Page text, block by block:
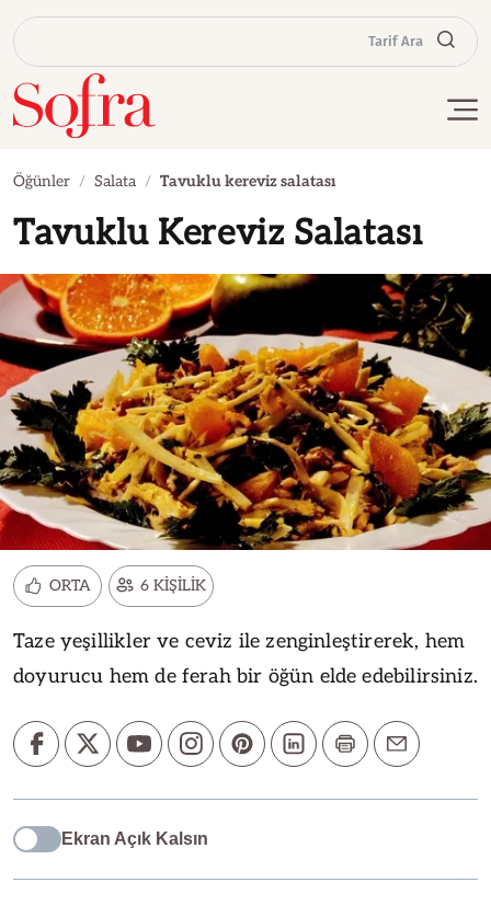
Tarif Ara
Öğünler Salata Tavuklu kereviz salatası
Tavuklu Kereviz Salatası
ORTA 6 KİŞİLİK
Taze yeşillikler ve ceviz ile zenginleştirerek, hem
doyurucu hem de ferah bir öğün elde edebilirsiniz.
Ekran Açık Kalsın